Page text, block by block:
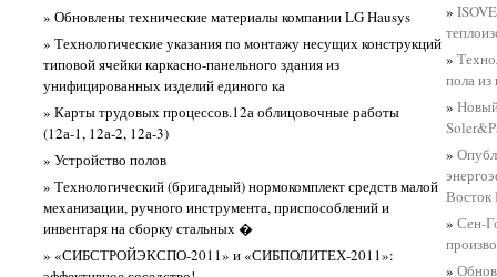
» Обновлены технические материалы компании LG Hausys
» Технологические указания по монтажу несущих конструкций
типовой ячейки каркасно-панельного здания из
унифицированных изделий единого ка
» Карты трудовых процессов.12а облицовочные работы
(12а-1, 12а-2, 12а-3)
» Устройство полов
» Технологический (бригадный) нормокомплект средств малой
механизации, ручного инструмента, приспособлений и
инвентаря на сборку стальных �
» «СИБСТРОЙЭКСПО-2011» и «СИБПОЛИТЕХ-2011»:
»
»
пола
»
»
Восток
» Сен-
»